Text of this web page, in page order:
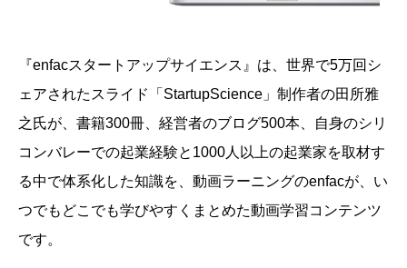
『enfacスタートアップサイエンス』は、 世界で5万回シ
ェアされたスライド「StartupScience」制作者の田所雅
之氏が、書籍300冊、経営者のブログ500本、自身のシリ
コンバレーでの起業経験と1000人以上の起業家を取材す
る中で体系化した知識を、動画ラーニングのenfacが、い
つでもどこでも学びやすくまとめた動画学習コンテンツ
です。